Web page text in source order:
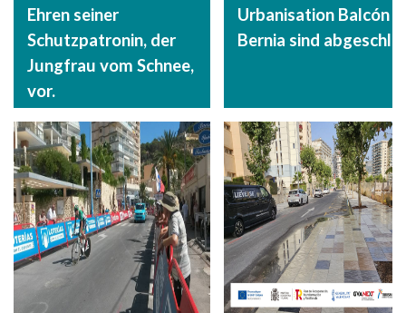
Ehren seiner
Schutzpatronin, der
Jungfrau vom Schnee,
vor.
Urbanisation Balcón
Bernia sind